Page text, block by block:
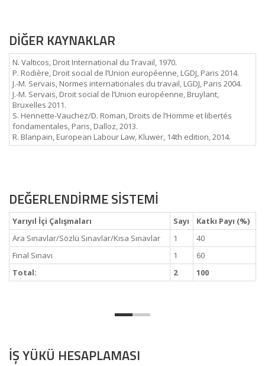
DİĞER KAYNAKLAR
N. Valticos, Droit International du Travail, 1970.
P. Rodière, Droit social de l’Union européenne, LGDJ, Paris 2014.
J.-M. Servais, Normes internationales du travail, LGDJ, Paris 2004.
J.-M. Servais, Droit social de l’Union européenne, Bruylant,
Bruxelles 2011.
S. Hennette-Vauchez/D. Roman, Droits de l’Homme et libertés
fondamentales, Paris, Dalloz, 2013.
R. Blanpain, European Labour Law, Kluwer, 14th edition, 2014.
DEĞERLENDİRME SİSTEMİ
Yarıyıl İçi Çalışmaları Sayı
Katkı Payı (%)
Ara Sınavlar/Sözlü Sınavlar/Kısa Sınavlar
1
40
Final Sınavı
1
60
Total:
2 100
İŞ YÜKÜ HESAPLAMASI